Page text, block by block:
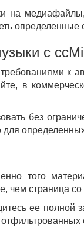
на
с
к
в
без
того
чем страница
ее полной